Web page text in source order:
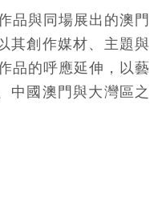
品與同場展出的澳門
其創作媒材、主題與
品的呼應延伸，以藝
中國澳門與大灣區之